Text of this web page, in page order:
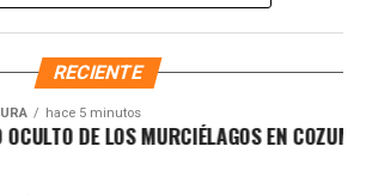
al canal de WhatsApp
a sectores vulnerables. Asimismo,
por abanderar el fuerte
contra la concesionaria Aguakan,
definitivas al deficiente suministro
RECIENTE
hace 5 minutos
DE LOS MURCIÉLAGOS EN COZUMEL